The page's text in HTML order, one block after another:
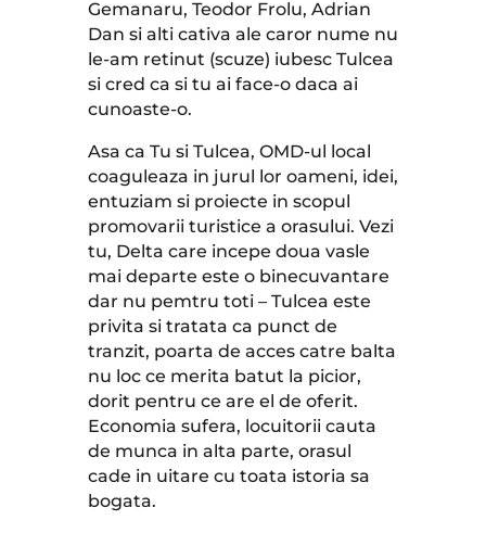
Gemanaru, Teodor Frolu, Adrian
Dan si alti cativa ale caror nume nu
le-am retinut (scuze) iubesc Tulcea
si cred ca si tu ai face-o daca ai
cunoaste-o.
Asa ca Tu si Tulcea, OMD-ul local
coaguleaza in jurul lor oameni, idei,
entuziam si proiecte in scopul
promovarii turistice a orasului. Vezi
tu, Delta care incepe doua vasle
mai departe este o binecuvantare
dar nu pemtru toti – Tulcea este
privita si tratata ca punct de
tranzit, poarta de acces catre balta
nu loc ce merita batut la picior,
dorit pentru ce are el de oferit.
Economia sufera, locuitorii cauta
de munca in alta parte, orasul
cade in uitare cu toata istoria sa
bogata.